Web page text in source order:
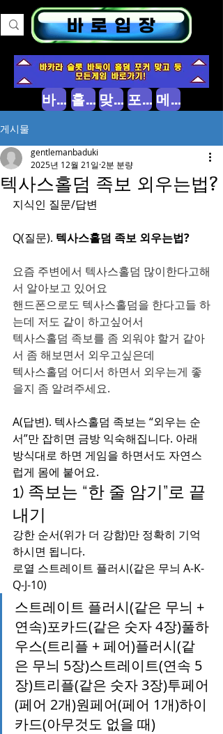
바둑이 소개 홀덤 소개 맞고 소개 포커 소개 메인으로
게시물
텍사스홀덤 족보 외우는법?
gentlemanbaduki
2025년 12월 21일 2분 분량
지식인 질문/답변
Q(질문). 텍사스홀덤 족보 외우는법?
요즘 주변에서 텍사스홀덤 많이한다고해
서 알아보고 있어요
핸드폰으로도 텍사스홀덤을 한다고들 하
는데 저도 같이 하고싶어서
텍사스홀덤 족보를 좀 외워야 할거 같아
서 좀 해보면서 외우고싶은데
텍사스홀덤 어디서 하면서 외우는게 좋
을지 좀 알려주세요.
A(답변). 텍사스홀덤 족보는 “외우는 순
서”만 잡히면 금방 익숙해집니다. 아래
방식대로 하면 게임을 하면서도 자연스
럽게 몸에 붙어요.
1) 족보는 “한 줄 암기”로 끝
내기
강한 순서(위가 더 강함)만 정확히 기억
하시면 됩니다.
로열 스트레이트 플러시(같은 무늬 A-K-
Q-J-10)
스트레이트 플러시(같은 무늬 +
연속)포카드(같은 숫자 4장)풀하
우스(트리플 + 페어)플러시(같
은 무늬 5장)스트레이트(연속 5
장)트리플(같은 숫자 3장)투페어
(페어 2개)원페어(페어 1개)하이
카드(아무것도 없을 때)